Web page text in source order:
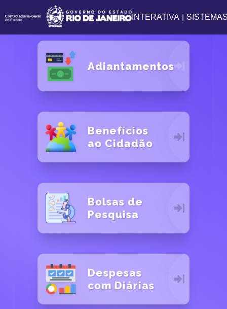
INTERATIVA
Adiantamentos
Benefícios
ao Cidadão
Bolsas de
Pesquisa
Despesas
com Diárias